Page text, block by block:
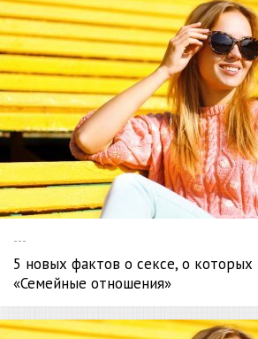
---
5 новых фактов о сексе, о которых
«Семейные отношения»